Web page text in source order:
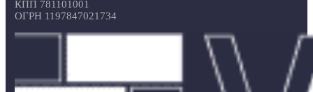
КПП 781101001
ОГРН 1197847021734